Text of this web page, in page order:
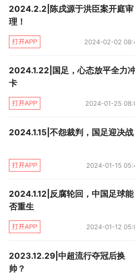
联赛影响最大的未必是“U23
的诸多政策，而是“金钱战”颓
进入死胡同，中超也相应走入
中超 | 最佳MVP—武磊： “曾
尽管武磊没能打破埃尔克森
多进球纪录（28球），但仍
金靴。武磊说，能够同一年
入怀中，称得上一个圆满的
初，我是真没想到能有一天
挥。”而在回首今年联赛27粒
场挑战重庆第90分钟的绝杀
意的，“那粒进球，对于球队
杯的一个转折点。”
2024.2.2|陈戌源于洪臣案开庭审
理！
2024-02-02
2024.1.22|国足，心态放平全力
卡
2024-01-25
2024.1.15|不怨裁判，国足迎决战
2024-01-15
2024.1.12|反腐轮回，中国足球能
否重生
2024-01-12
2023.12.29|中超流行夺冠后换
帅？